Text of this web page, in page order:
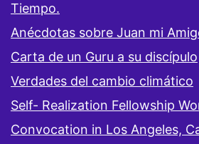
Tiempo.
Anécdotas sobre Juan mi
Carta de un Guru a su discípulo
Verdades del cambio climático
Self- Realization Fellowship
Convocation in Los Angeles,